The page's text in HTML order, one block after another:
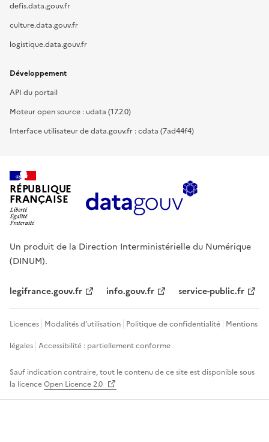
defis.data.gouv.fr
culture.data.gouv.fr
logistique.data.gouv.fr
Développement
API du portail
Moteur open source : udata (17.2.0)
Interface utilisateur de data.gouv.fr : cdata (7ad44f4)
RÉPUBLIQUE
FRANÇAISE
Un produit de la Direction Interministérielle du Numérique
(DINUM).
legifrance.gouv.fr info.gouv.fr service-public.fr
Licences Modalités d'utilisation Politique de confidentialité Mentions
légales Accessibilité : partiellement conforme
Sauf indication contraire, tout le contenu de ce site est disponible sous
la licenceOpen Licence 2.0